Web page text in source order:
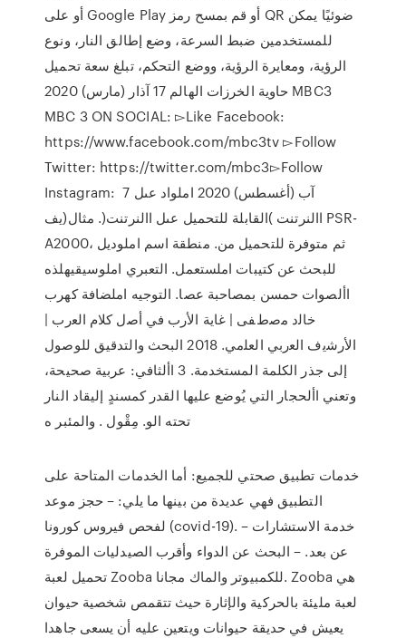
أو على Google Play أو قم بمسح رمز QR ضوئيًا يمكن
للمستخدمين ضبط السرعة، وضع إطالق النار، ونوع
الرؤية، ومعايرة الرؤية، ووضع التحكم، تبلغ سعة تحميل
حاوية الخرزات الهالم 17 آذار (مارس) 2020 MBC3
MBC 3 ON SOCIAL: ▻Like Facebook:
https://www.facebook.com/mbc3tv ▻Follow
Twitter: https://twitter.com/mbc3▻Follow
Instagram: 7 آب (أغسطس) 2020 املواد عىل
االنرتنت )القابلة للتحميل عىل االنرتنت(. مثال(يف PSR-
A2000، ثم متوفرة للتحميل من. منطقة اسم املوديل
للبحث عن كتيبات املستعمل. التعبري املوسيقيهلذه
األصوات حمسن بمصاحبة عصا. التوجيه املضافة كهرب
ﺧﺎﻟد ﻣﺻطﻔﻰ | ﻏﺎﯾﺔ اﻷرب ﻓﻲ أﺻل ﻛﻼم اﻟﻌرب |
اﻷرﺷﯾف اﻟﻌرﺑﻲ اﻟﻌﻠﻣﻲ. 2018 البحث والتدقيق للوصول
إلى جذر الكلمة المستخدمة. 3 األثافي: عربية صحيحة،
وتعني األحجار التي يُوضع عليها القدر كمسندٍ إليقاد النار
تحته الو. مِقْول . والمئبر ه
خدمات تطبيق صحتي للجميع: أما الخدمات المتاحة على
التطبيق فهي عديدة من بينها ما يلي: – حجز موعد
لفحص فيروس كورونا (covid-19). – خدمة الاستشارات
عن بعد. – البحث عن الدواء وأقرب الصيدليات الموفرة
تحميل لعبة Zooba للكمبيوتر والماك مجانا. Zooba هي
لعبة مليئة بالحركية والإثارة حيث تتقمص شخصية حيوان
يعيش في حديقة حيوانات ويتعين عليه أن يسعى جاهدا